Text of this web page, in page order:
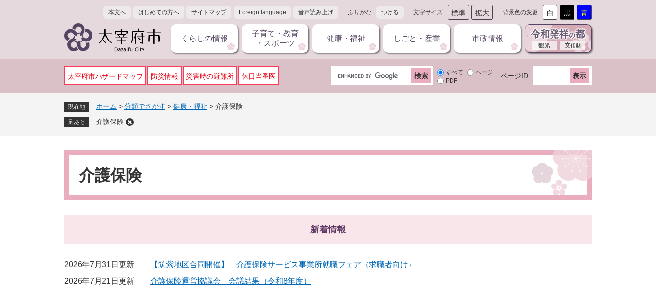
本文へ はじめての方へ サイトマップ Foreign language 音声読み上げ ふりがな つける 文字サイズ 標準 拡大 背景色の変更 白 黒 青
くらしの情報
子育て・教育
・スポーツ
健康・福祉 しごと・産業 市政情報
太宰府市ハザードマップ 防災情報 災害時の避難所 休日当番医
G
o
タ
すべて
ページ
PDF
ページID
現在地 ホーム > 分類でさがす > 健康・福祉 > 介護保険
足あと 介護保険
本
介護保険
新着情報
2026年7月31日更新
【筑紫地区合同開催】 介護保険サービス事業所就職フェア（求職者向け）
2026年7月21日更新
介護保険運営協議会 会議結果（令和8年度）